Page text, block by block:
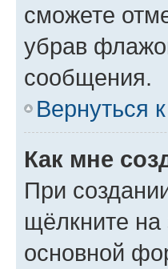
сможете
убрав
сообщения.
Вернуться
Как мне
При
щёлкните
основной